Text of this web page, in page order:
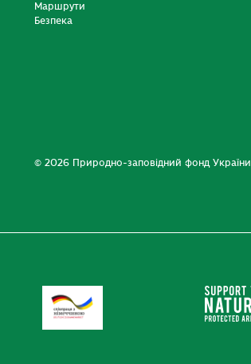
Маршрути
Безпека
© 2026 Природно-заповідний фонд України